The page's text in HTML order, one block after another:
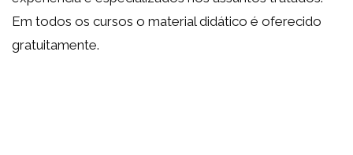
Em todos os cursos o material didático é oferecido
gratuitamente.